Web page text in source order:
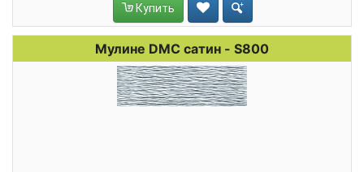
Купить
Мулине DMC сатин - S800